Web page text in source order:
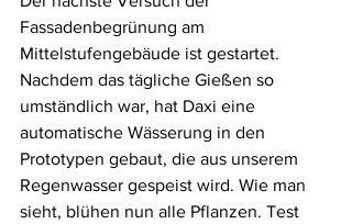
Fassadenbegrünung am
Mittelstufengebäude ist gestartet.
Nachdem das tägliche Gießen so
umständlich war, hat Daxi eine
automatische Wässerung in den
Prototypen gebaut, die aus unserem
Regenwasser gespeist wird. Wie man
sieht, blühen nun alle Pflanzen. Test